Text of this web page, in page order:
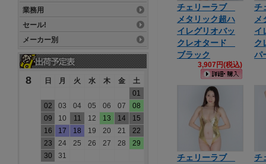
チェリーラブ
メタリック超ハ
イレグリオバッ
クレオタード
ブラック
3,907円(税込)
チ
メ
イ
ク
パ
チェリーラブ
チ
業務用
セール!
メーカー別
8 日 月 火 水 木 金
土
01
02
03 04 05 06 07
08
09
10 11 12 13 14
15
16
17 18 19 20 21
22
23
24 25 26 27 28
29
30
31